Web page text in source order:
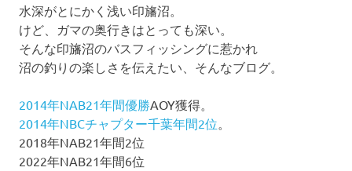
水深がとにかく浅い印旛沼。
けど、ガマの奥行きはとっても深い。
そんな印旛沼のバスフィッシングに惹かれ
沼の釣りの楽しさを伝えたい、そんなブログ。
2014年NAB21年間優勝AOY獲得。
2014年NBCチャプター千葉年間2位。
2018年NAB21年間2位
2022年NAB21年間6位